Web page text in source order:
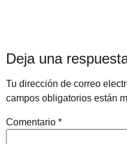
Deja una
Tu dirección de correo
campos obligatorios están
Comentario *